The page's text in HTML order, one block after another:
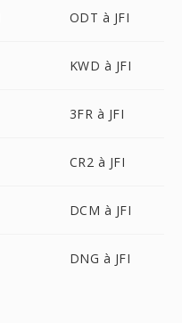
ODT à JFI
KWD à JFI
3FR à JFI
CR2 à JFI
DCM à JFI
DNG à JFI